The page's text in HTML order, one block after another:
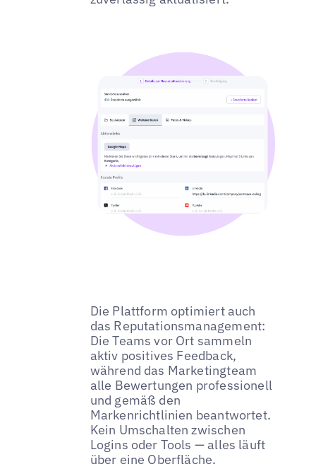
Die Plattform optimiert auch
das Reputationsmanagement:
Die Teams vor Ort sammeln
aktiv positives Feedback,
während das Marketingteam
alle Bewertungen professionell
und gemäß den
Markenrichtlinien beantwortet.
Kein Umschalten zwischen
Logins oder Tools — alles läuft
über eine Oberfläche.